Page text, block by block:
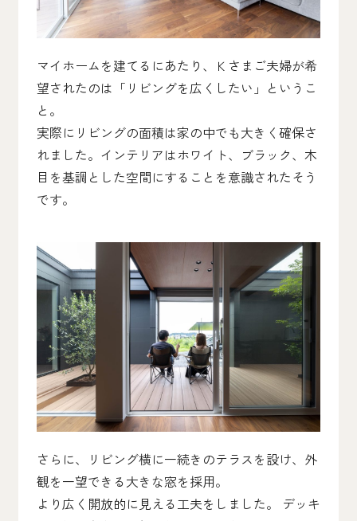
マイホームを建てるにあたり、Ｋさまご夫婦が希
望されたのは「リビングを広くしたい」というこ
と。
実際にリビングの面積は家の中でも大きく確保さ
れました。インテリアはホワイト、ブラック、木
目を基調とした空間にすることを意識されたそう
です。
さらに、リビング横に一続きのテラスを設け、外
観を一望できる大きな窓を採用。
より広く開放的に見える工夫をしました。 デッキ